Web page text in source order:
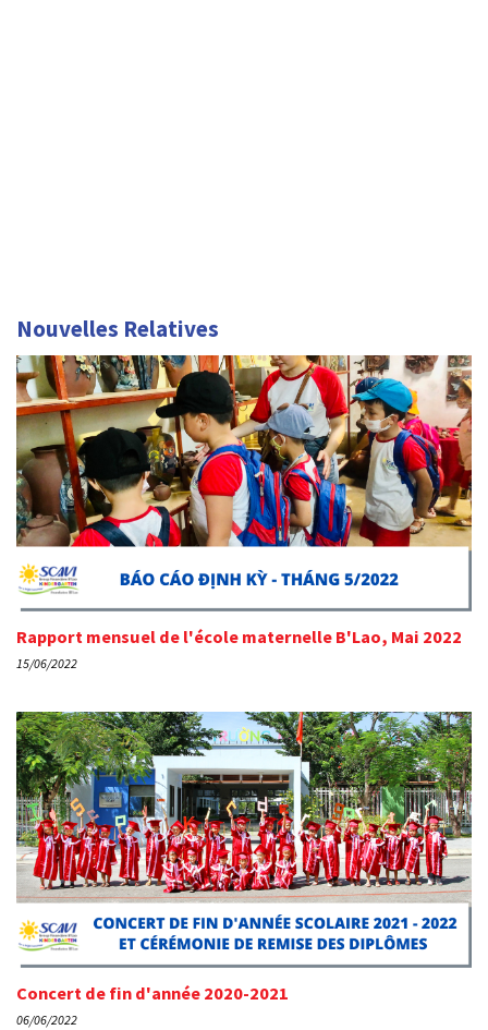
Nouvelles Relatives
Rapport mensuel de l'école maternelle B'Lao, Mai 2022
15/06/2022
Concert de fin d'année 2020-2021
06/06/2022